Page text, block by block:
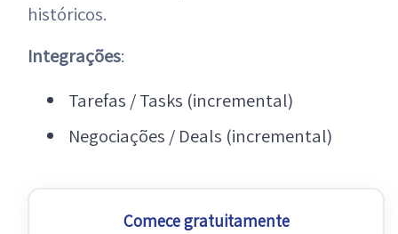
históricos.
Integrações:
Tarefas / Tasks (incremental)
Negociações / Deals (incremental)
Comece gratuitamente